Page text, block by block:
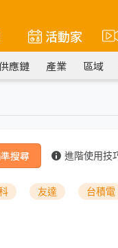
活動家
應鏈 產業 區域
搜尋 進階使用技
友達 台積電